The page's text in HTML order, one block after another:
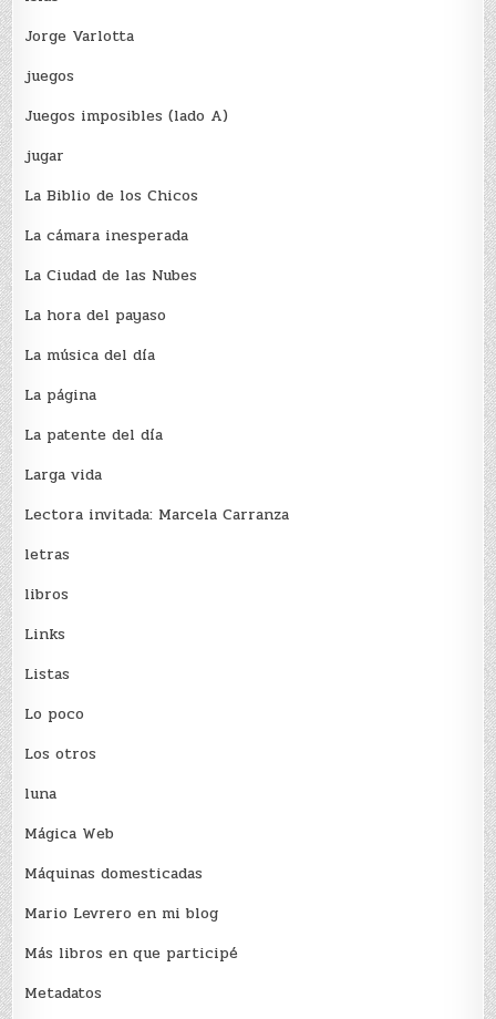
Jorge Varlotta
juegos
Juegos imposibles (lado A)
jugar
La Biblio de los Chicos
La cámara inesperada
La Ciudad de las Nubes
La hora del payaso
La música del día
La página
La patente del día
Larga vida
Lectora invitada: Marcela Carranza
letras
libros
Links
Listas
Lo poco
Los otros
luna
Mágica Web
Máquinas domesticadas
Mario Levrero en mi blog
Más libros en que participé
Metadatos